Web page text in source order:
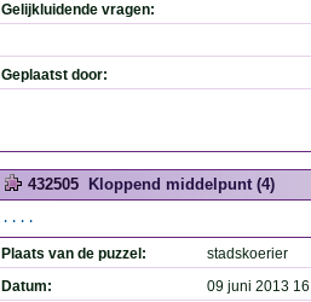
Gelijkluidende vragen:
Geplaatst door:
432505 Kloppend middelpunt (4)
....
Plaats van de puzzel:
stadskoerier
Datum:
09 juni 2013